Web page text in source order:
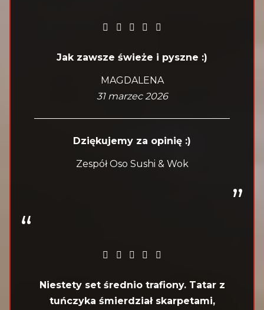
Jak zawsze świeże i pyszne :)
MAGDALENA
31 marzec 2026
Dziękujemy za opinię :)
Zespół Oso Sushi & Wok
Niestety set średnio trafiony. Tatar z
tuńczyka śmierdział skarpetami,